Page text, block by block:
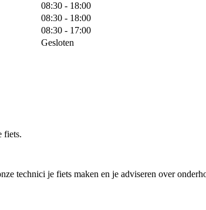
08:30 - 18:00
08:30 - 18:00
08:30 - 17:00
Gesloten
fiets.
technici je fiets maken en je adviseren over